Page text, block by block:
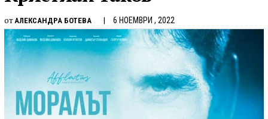
от АЛЕКСАНДРА БОТЕВА 6 НОЕМВРИ , 2022